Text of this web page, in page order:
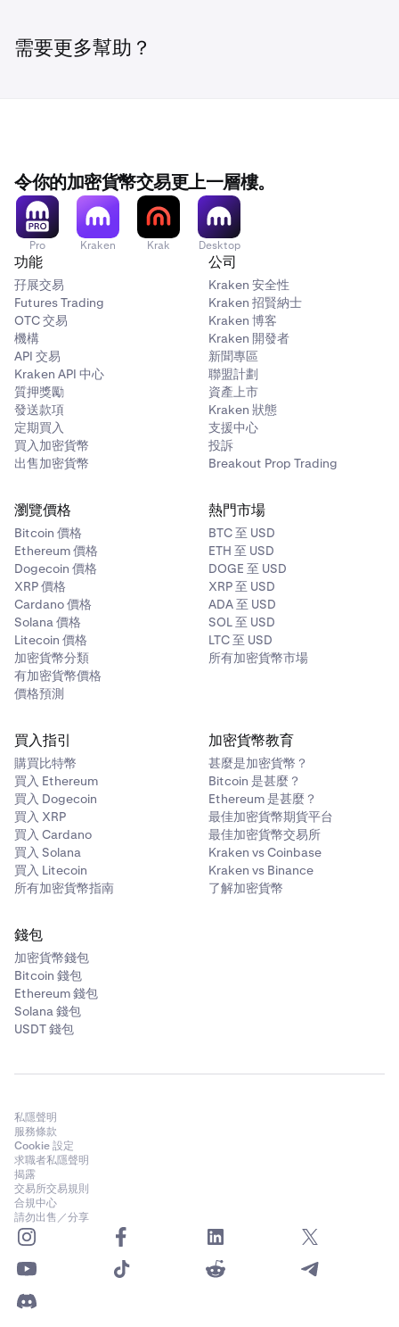
需要更多幫助？
令你的加密貨幣交易更上一層樓。
Pro Kraken Krak Desktop
功能
孖展交易
Futures Trading
OTC 交易
機構
API 交易
Kraken API 中心
質押獎勵
發送款項
定期買入
買入加密貨幣
出售加密貨幣
公司
Kraken 安全性
Kraken 招賢納士
Kraken 博客
Kraken 開發者
新聞專區
聯盟計劃
資產上市
Kraken 狀態
支援中心
投訴
Breakout Prop Trading
瀏覽價格
Bitcoin 價格
Ethereum 價格
Dogecoin 價格
XRP 價格
Cardano 價格
Solana 價格
Litecoin 價格
加密貨幣分類
有加密貨幣價格
價格預測
熱門市場
BTC 至 USD
ETH 至 USD
DOGE 至 USD
XRP 至 USD
ADA 至 USD
SOL 至 USD
LTC 至 USD
所有加密貨幣市場
買入指引
購買比特幣
買入 Ethereum
買入 Dogecoin
買入 XRP
買入 Cardano
買入 Solana
買入 Litecoin
所有加密貨幣指南
加密貨幣教育
甚麼是加密貨幣？
Bitcoin 是甚麼？
Ethereum 是甚麼？
最佳加密貨幣期貨平台
最佳加密貨幣交易所
Kraken vs Coinbase
Kraken vs Binance
了解加密貨幣
錢包
加密貨幣錢包
Bitcoin 錢包
Ethereum 錢包
Solana 錢包
USDT 錢包
私隱聲明
服務條款
Cookie 設定
求職者私隱聲明
揭露
交易所交易規則
合規中心
請勿出售／分享